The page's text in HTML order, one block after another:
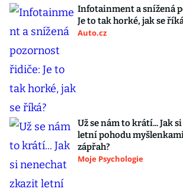
Infotainment a snížená
Je to tak horké, jak se
Auto.cz
Už se nám to krátí... Jak
letní pohodu
zápřah?
Moje Psychologie